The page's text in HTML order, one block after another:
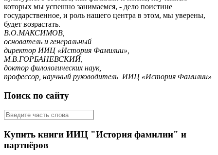
которых мы успешно занимаемся, - дело поистине
государственное, и роль нашего центра в этом, мы уверены,
будет возрастать.
В.О.МАКСИМОВ,
основатель и генеральный
директор ИИЦ «История Фамилии»,
М.В.ГОРБАНЕВСКИЙ,
доктор филологических наук,
профессор, научный руководитель ИИЦ «История Фамилии»
Поиск по сайту
Купить книги ИИЦ "История фамилии" и
партнёров